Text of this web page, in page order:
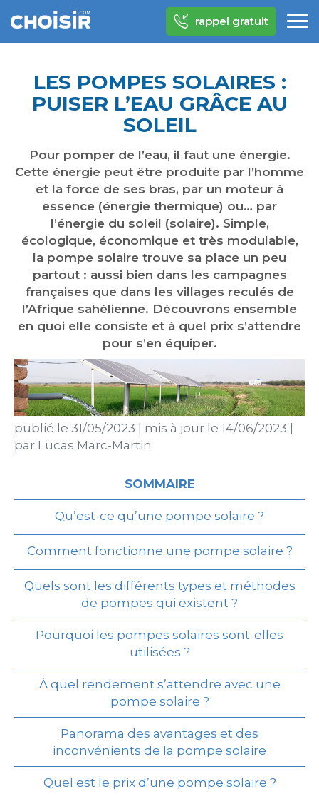
rappel gratuit
LES POMPES SOLAIRES :
PUISER L’EAU GRÂCE AU
SOLEIL
Pour pomper de l’eau, il faut une énergie.
Cette énergie peut être produite par l’homme
et la force de ses bras, par un moteur à
essence (énergie thermique) ou… par
l’énergie du soleil (solaire). Simple,
écologique, économique et très modulable,
la pompe solaire trouve sa place un peu
partout : aussi bien dans les campagnes
françaises que dans les villages reculés de
l’Afrique sahélienne. Découvrons ensemble
en quoi elle consiste et à quel prix s’attendre
pour s’en équiper.
publié le 31/05/2023 mis à jour le 14/06/2023
par Lucas Marc-Martin
SOMMAIRE
Qu’est-ce qu’une pompe solaire ?
Comment fonctionne une pompe solaire ?
Quels sont les différents types et méthodes
de pompes qui existent ?
Pourquoi les pompes solaires sont-elles
utilisées ?
À quel rendement s’attendre avec une
pompe solaire ?
Panorama des avantages et des
inconvénients de la pompe solaire
Quel est le prix d’une pompe solaire ?